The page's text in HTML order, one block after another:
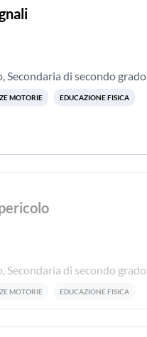
Secondaria di secondo grado
MOTORIE EDUCAZIONE FISICA
Secondaria di secondo grado
MOTORIE EDUCAZIONE FISICA